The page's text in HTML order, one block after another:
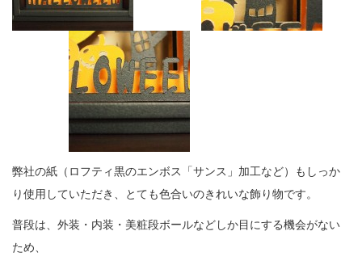
弊社の紙（ロフティ黒のエンボス「サンス」加工など）もしっか
り使用していただき、とても色合いのきれいな飾り物です。
普段は、外装・内装・美粧段ボールなどしか目にする機会がない
ため、